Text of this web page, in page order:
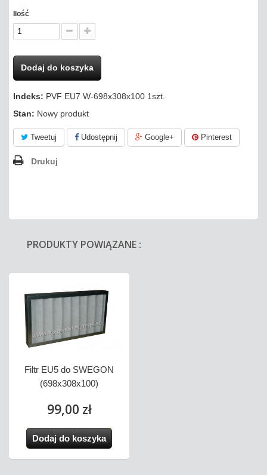
Ilość
Dodaj do koszyka
Indeks: PVF EU7 W-698x308x100 1szt.
Stan: Nowy produkt
Tweetuj Udostępnij Google+ Pinterest
Drukuj
PRODUKTY POWIĄZANE :
Filtr EU5 do SWEGON
(698x308x100)
99,00 zł
Dodaj do koszyka